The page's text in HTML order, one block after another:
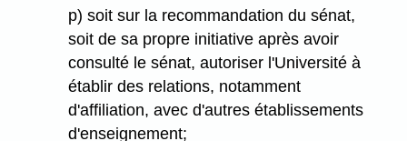
p) soit sur la recommandation du sénat,
soit de sa propre initiative après avoir
consulté le sénat, autoriser l'Université à
établir des relations, notamment
d'affiliation, avec d'autres établissements
d'enseignement;